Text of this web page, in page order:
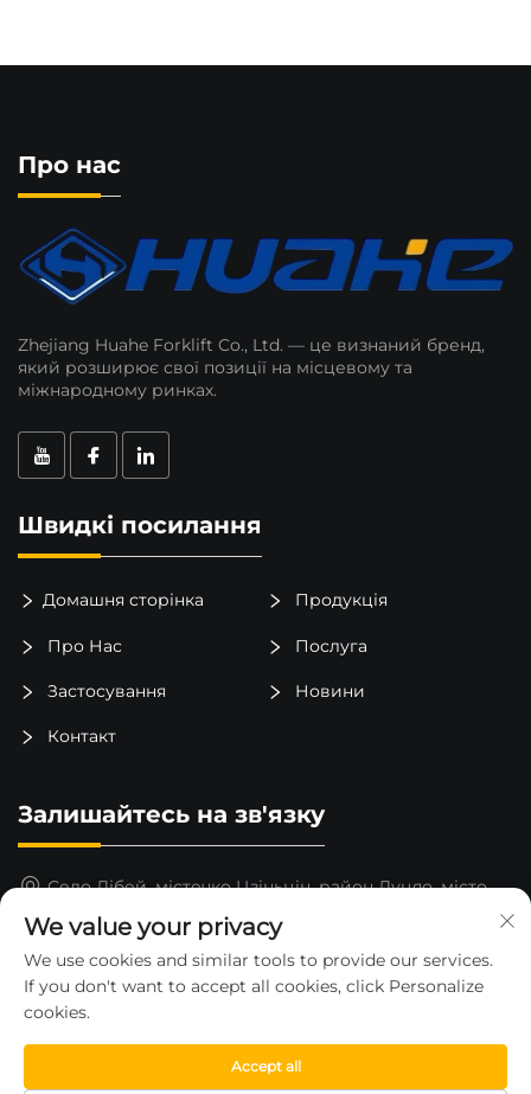
Про нас
Zhejiang Huahe Forklift Co., Ltd. — це визнаний бренд,
який розширює свої позиції на місцевому та
міжнародному ринках.
Швидкі посилання
Домашня сторінка Продукція
Про Нас Послуга
Застосування Новини
Контакт
Залишайтесь на зв'язку
Село Лібей, містечко Цзіньцін, район Луцяо, місто
15325652000
[email protected]
We value your privacy
We use cookies and similar tools to provide our services.
If you don't want to accept all cookies, click Personalize
cookies.
Accept all